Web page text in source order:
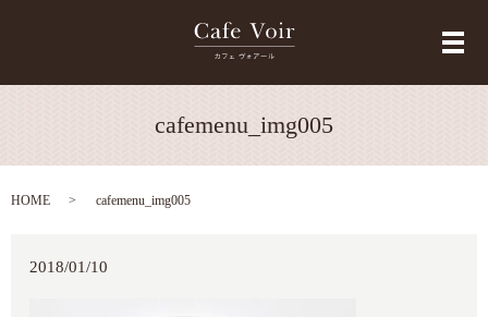
メ
cafemenu_img005
HOME cafemenu_img005
2018/01/10